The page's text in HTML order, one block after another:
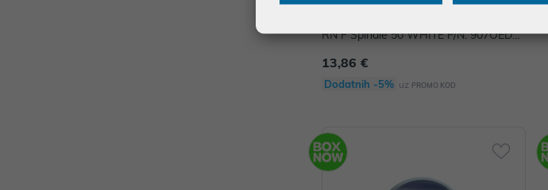
RN F Spindle 50 WHITE P/N: 907OEDR
13,86 €
Dodatnih -5% uz PROMO KOD